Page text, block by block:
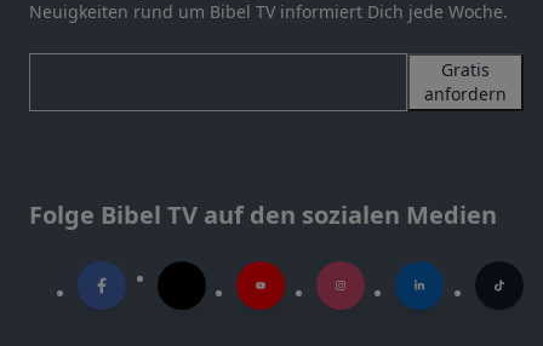
Neuigkeiten rund um Bibel TV informiert Dich jede Woche.
Gratis
anfordern
Folge Bibel TV auf den sozialen Medien